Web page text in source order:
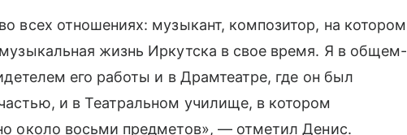
всех отношениях: музыкант, композитор, на котором
жизнь Иркутска в свое время. Я в общем-
его работы и в Драмтеатре, где он был
и в Театральном училище, в котором
около восьми предметов», — отметил Денис.